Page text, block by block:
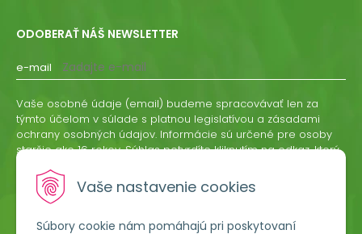
Vaše nastavenie cookies
Súbory cookie nám pomáhajú pri poskytovaní
ODOBERAŤ NÁŠ NEWSLETTER
e-mail
Vaše osobné údaje (email) budeme spracovávať len za
týmto účelom v súlade s platnou legislatívou a zásadami
ochrany osobných údajov. Informácie sú určené pre osoby
staršie ako 16 rokov. Súhlas potvrdíte kliknutím na odkaz, ktorý
odvolať písomne, emailom alebo kliknutím na odkaz z
ktoréhokoľvek informačného emailu.